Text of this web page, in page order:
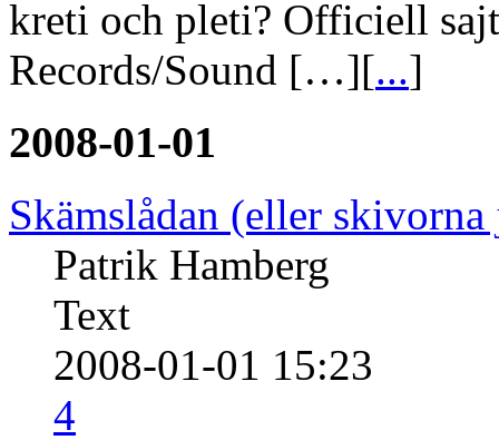
kreti och pleti? Officiell
Records/Sound […][...]
2008-01-01
Skämslådan (eller
Patrik Hamberg
Text
2008-01-01 15:23
4